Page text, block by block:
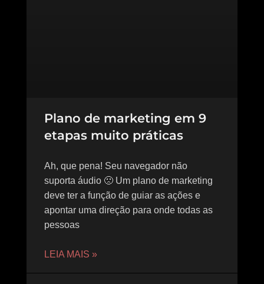
Plano de marketing em 9
etapas muito práticas
Ah, que pena! Seu navegador não
suporta áudio 🙁 Um plano de marketing
deve ter a função de guiar as ações e
apontar uma direção para onde todas as
pessoas
LEIA MAIS »